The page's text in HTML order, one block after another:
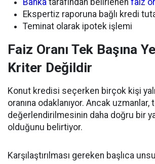
Banka tarafından belirlenen faiz
Ekspertiz raporuna bağlı kredi
Teminat olarak ipotek işlemi
Faiz Oranı Tek Başına
Kriter Değildir
Konut kredisi seçerken birçok kişi
oranına odaklanıyor. Ancak
değerlendirilmesinin daha doğru bir
olduğunu belirtiyor.
Karşılaştırılması gereken başlıca